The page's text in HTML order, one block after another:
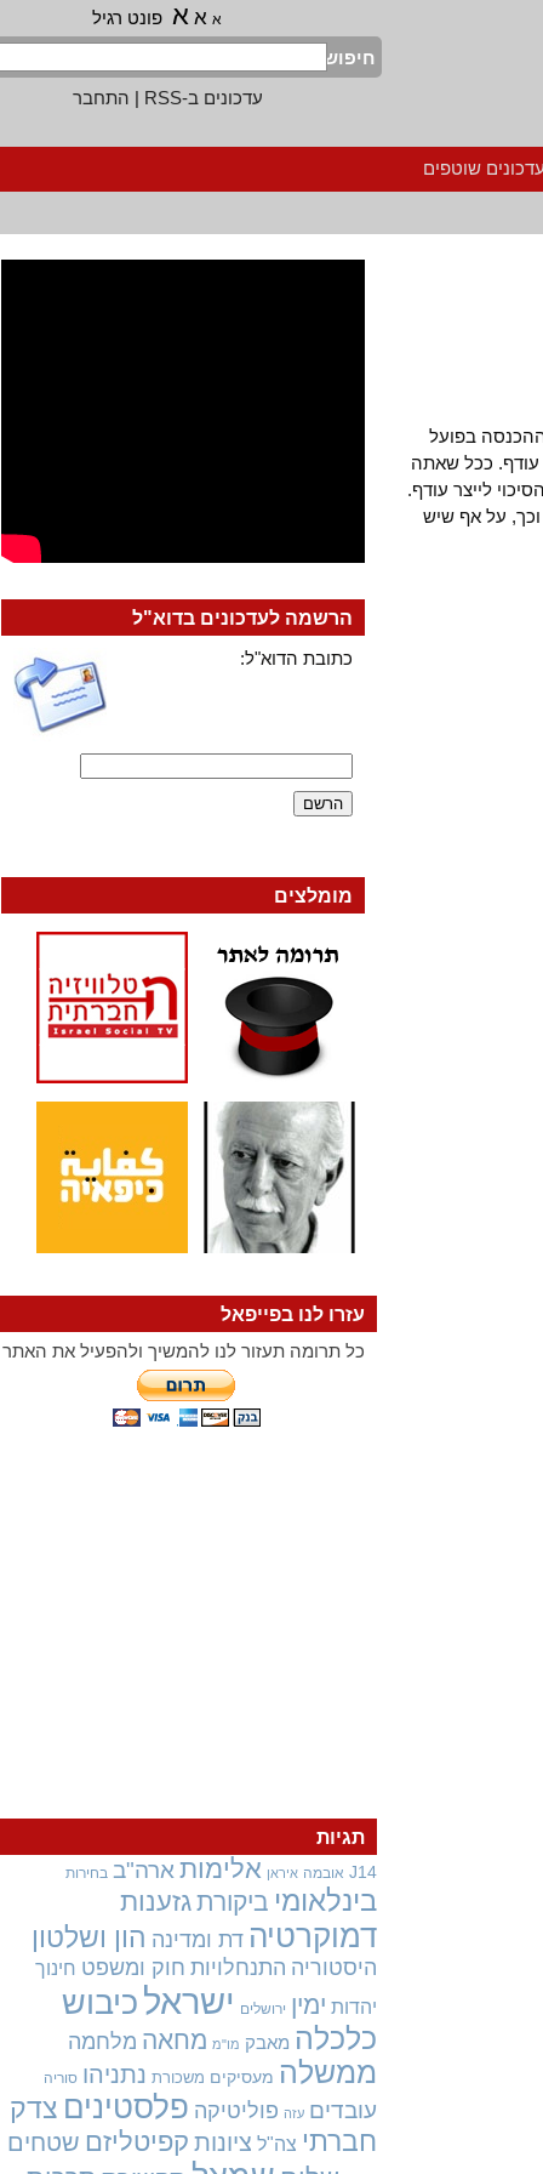
א א פונט רגיל
חיפוש
עדכונים ב-RSS
|התחבר
שוטפים
בפועל
ככל שאתה
לייצר עודף.
על אף שיש
הרשמה לעדכונים בדוא"ל
כתובת הדוא"ל:
מומלצים
עזרו לנו בפייפאל
כל תרומה תעזור לנו להמשיך ולהפעיל את האתר
תגיות
J14 אובמה איראן אלימות ארה"ב בחירות
בינלאומיביקורתגזענות
דמוקרטיה דת ומדינההון ושלטון
היסטוריה התנחלויות חוק ומשפט חינוך
יהדות ימין ירושלים ישראלכיבוש
כלכלה מאבק מו"מ מחאהמלחמה
ממשלה מעסיקים משכורת נתניהו סוריה
עובדים עזה פוליטיקה פלסטיניםצדק
חברתי צה"ל ציונותקפיטליזםשטחים